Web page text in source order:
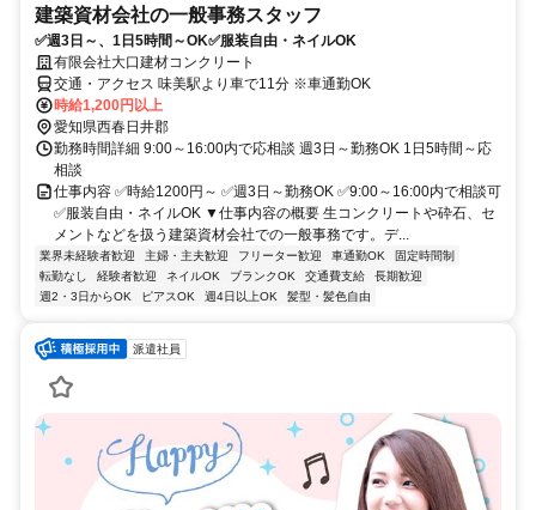
建築資材会社の一般事務スタッフ
✅週3日～、1日5時間～OK✅服装自由・ネイルOK
有限会社大口建材コンクリート
交通・アクセス 味美駅より車で11分 ※車通勤OK
時給1,200円以上
愛知県西春日井郡
勤務時間詳細 9:00～16:00内で応相談 週3日～勤務OK 1日5時間～応
相談
仕事内容 ✅時給1200円～ ✅週3日～勤務OK ✅9:00～16:00内で相談可
✅服装自由・ネイルOK ▼仕事内容の概要 生コンクリートや砕石、セ
メントなどを扱う建築資材会社での一般事務です。デ...
業界未経験者歓迎 主婦・主夫歓迎 フリーター歓迎 車通勤OK
固定時間制
転勤なし
経験者歓迎 ネイルOK ブランクOK 交通費支給
長期歓迎
週2・3日からOK
ピアスOK 週4日以上OK 髪型・髪色自由
派遣社員